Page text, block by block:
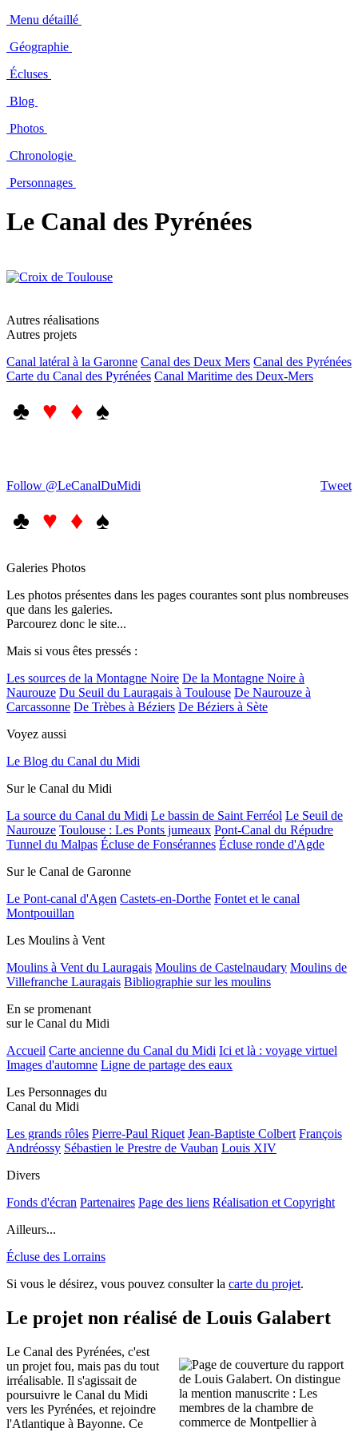
Menu détaillé
Géographie
Écluses
Blog
Photos
Chronologie
Personnages
Le Canal des Pyrénées
Autres réalisations
Autres projets
Canal latéral à la Garonne Canal des Deux Mers Canal des Pyrénées
Carte du Canal des Pyrénées Canal Maritime des Deux-Mers
♣ ♥ ♦ ♠
Tweet
Follow @LeCanalDuMidi
♣ ♥ ♦ ♠
Galeries Photos
Les photos présentes dans les pages courantes sont plus nombreuses
que dans les galeries.
Parcourez donc le site...
Mais si vous êtes pressés :
Les sources de la Montagne Noire De la Montagne Noire à
Naurouze Du Seuil du Lauragais à Toulouse De Naurouze à
Carcassonne De Trèbes à Béziers De Béziers à Sète
Voyez aussi
Le Blog du Canal du Midi
Sur le Canal du Midi
La source du Canal du Midi Le bassin de Saint Ferréol Le Seuil de
Naurouze Toulouse : Les Ponts jumeaux Pont-Canal du Répudre
Tunnel du Malpas Écluse de Fonsérannes Écluse ronde d'Agde
Sur le Canal de Garonne
Le Pont-canal d'Agen Castets-en-Dorthe Fontet et le canal
Montpouillan
Les Moulins à Vent
Moulins à Vent du Lauragais Moulins de Castelnaudary Moulins de
Villefranche Lauragais Bibliographie sur les moulins
En se promenant
sur le Canal du Midi
Accueil Carte ancienne du Canal du Midi Ici et là : voyage virtuel
Images d'automne Ligne de partage des eaux
Les Personnages du
Canal du Midi
Les grands rôles Pierre-Paul Riquet Jean-Baptiste Colbert François
Andréossy Sébastien le Prestre de Vauban Louis XIV
Divers
Fonds d'écran Partenaires Page des liens Réalisation et Copyright
Ailleurs...
Écluse des Lorrains
Si vous le désirez, vous pouvez consulter la carte du projet.
Le projet non réalisé de Louis Galabert
Le Canal des Pyrénées, c'est
un projet fou, mais pas du tout
irréalisable. Il s'agissait de
poursuivre le Canal du Midi
vers les Pyrénées, et rejoindre
l'Atlantique à Bayonne. Ce